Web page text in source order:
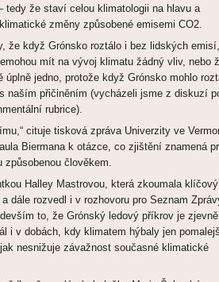
tedy že staví celou klimatologii na hlavu a
změny způsobené emisemi CO2.
že když Grónsko roztálo i bez lidských emisí,
mít na vývoj klimatu žádný vliv, nebo
jedno, protože když Grónsko mohlo
naším přičiněním (vycházeli jsme z diskuzí
rubrice).
cituje tisková zpráva Univerzity ve
Biermana k otázce, co zjištění znamená
člověkem.
Halley Mastrovou, která zkoumala klíčový
dále rozvedl i v rozhovoru pro Seznam
to, že Grónský ledový příkrov je zjevně
i v dobách, kdy klimatem hýbaly jen
nesnižuje závažnost současné klimatické